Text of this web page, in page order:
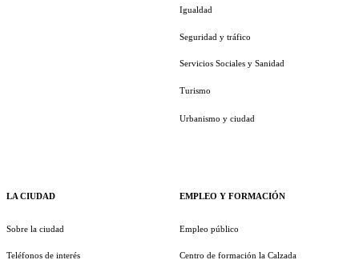
LA CIUDAD
Sobre la ciudad
Teléfonos de interés
Igualdad
Seguridad y tráfico
Servicios Sociales y Sanidad
Turismo
Urbanismo y ciudad
EMPLEO Y FORMACIÓN
Empleo público
Centro de formación la Calzada